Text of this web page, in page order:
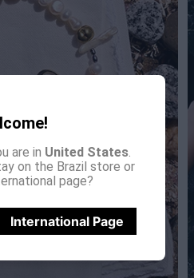
are in United States.
on the Brazil store or
page?
International Page